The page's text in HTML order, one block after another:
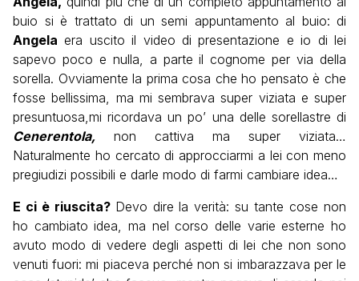
buio si è trattato di un semi appuntamento al buio: di
Angela era uscito il video di presentazione e io di lei
sapevo poco e nulla, a parte il cognome per via della
sorella. Ovviamente la prima cosa che ho pensato è che
fosse bellissima, ma mi sembrava super viziata e super
presuntuosa,mi ricordava un po’ una delle sorellastre di
Cenerentola, non cattiva ma super viziata…
Naturalmente ho cercato di approcciarmi a lei con meno
pregiudizi possibili e darle modo di farmi cambiare idea…
E ci è riuscita? Devo dire la verità: su tante cose non
ho cambiato idea, ma nel corso delle varie esterne ho
avuto modo di vedere degli aspetti di lei che non sono
venuti fuori: mi piaceva perché non si imbarazzava per le